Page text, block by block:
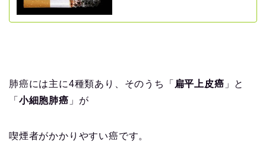
肺癌には主に4種類あり、そのうち「 扁平上皮癌 」と
「 小細胞肺癌 」が
喫煙者がかかりやすい癌です。